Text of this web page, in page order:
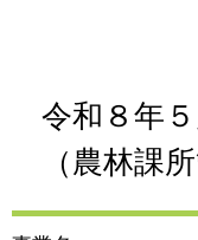
令和８年
（農林課所